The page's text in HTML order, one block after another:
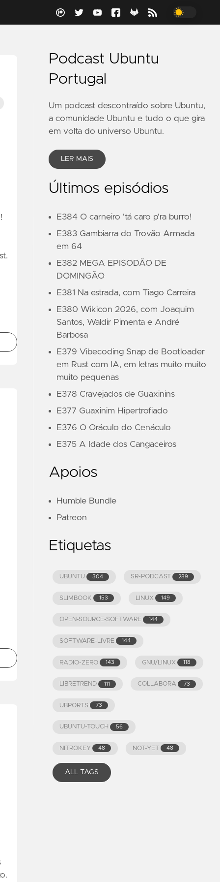
Podcast Ubuntu
Portugal
Um podcast descontraído sobre Ubuntu,
a comunidade Ubuntu e tudo o que gira
em volta do universo Ubuntu.
LER MAIS
Últimos episódios
E384 O carneiro 'tá caro p'ra burro!
E383 Gambiarra do Trovão Armada
em 64
E382 MEGA EPISODÃO DE
DOMINGÃO
E381 Na estrada, com Tiago Carreira
E380 Wikicon 2026, com Joaquim
Santos, Waldir Pimenta e André
Barbosa
E379 Vibecoding Snap de Bootloader
em Rust com IA, em letras muito muito
muito pequenas
E378 Cravejados de Guaxinins
E377 Guaxinim Hipertrofiado
E376 O Oráculo do Cenáculo
E375 A Idade dos Cangaceiros
Apoios
Humble Bundle
Patreon
Etiquetas
UBUNTU 304 SR-PODCAST 289
SLIMBOOK 153 LINUX 149
OPEN-SOURCE-SOFTWARE 144
SOFTWARE-LIVRE 144
RADIO-ZERO 143 GNU/LINUX 118
LIBRETREND 111 COLLABORA 73
UBPORTS 73
UBUNTU-TOUCH 56
NITROKEY 48 NOT-YET 48
ALL TAGS